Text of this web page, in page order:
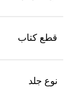
قطع کتاب
نوع جلد